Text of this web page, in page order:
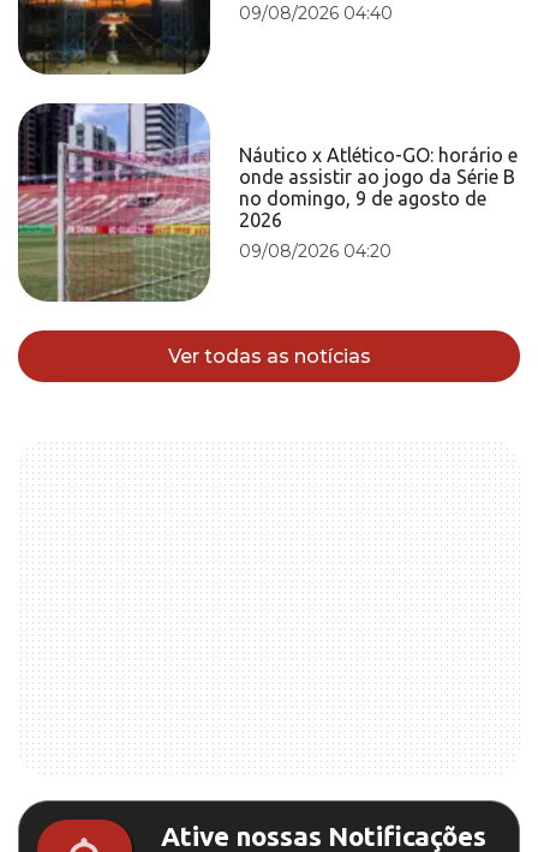
09/08/2026 04:40
Náutico x Atlético-GO: horário e
onde assistir ao jogo da Série B
no domingo, 9 de agosto de
2026
09/08/2026 04:20
Ver todas as notícias
Ative nossas Notificações